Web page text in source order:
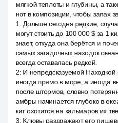
мягкой теплоты и глубины, а
нот в композиции, чтобы запах
1 : Дольше сегодня редкие,
могут стоить до 100 000 $ за 1
знает, откуда она берётся и
самых загадочных находок
всегда оставалась редкой.
2: И непредсказуемой Находкой
иногда прямо в море, а иногда
после штормов, словно
амбры начинается глубоко в
кит охотится на кальмаров их
3: Клювы раздражают его